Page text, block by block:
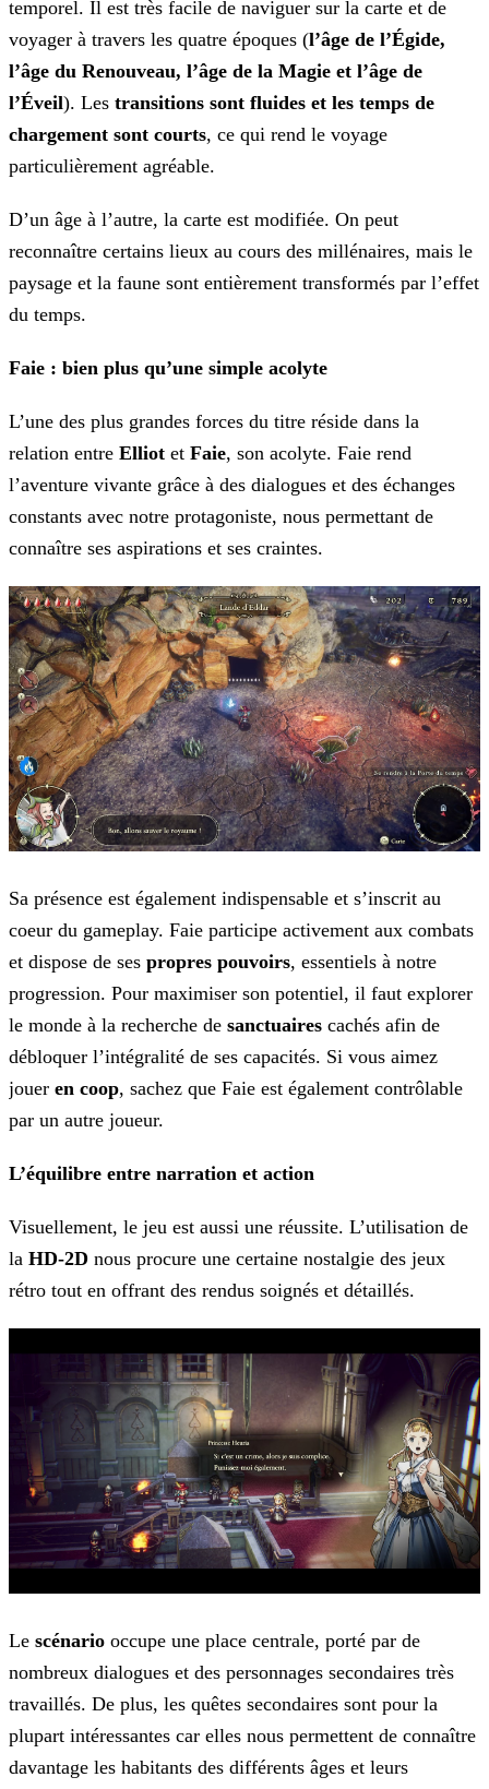
temporel. Il est très facile de naviguer sur la carte et de
voyager à travers les quatre époques (l’âge de l’Égide,
l’âge du Renouveau, l’âge de la Magie et l’âge de
l’Éveil). Les transitions sont fluides et les temps de
chargement sont courts, ce qui rend le voyage
particulièrement agréable.
D’un âge à l’autre, la carte est modifiée. On peut
reconnaître certains lieux au cours des millénaires, mais le
paysage et la faune sont entièrement transformés par l’effet
du temps.
Faie : bien plus qu’une simple acolyte
L’une des plus grandes forces du titre réside dans la
relation entre Elliot et Faie, son acolyte. Faie rend
l’aventure vivante grâce à des dialogues et des échanges
constants avec notre protagoniste, nous permettant de
connaître ses aspirations et ses craintes.
Sa présence est également indispensable et s’inscrit au
coeur du gameplay. Faie participe activement aux combats
et dispose de ses propres pouvoirs, essentiels à notre
progression. Pour maximiser son potentiel, il faut explorer
le monde à la recherche de sanctuaires cachés afin de
débloquer l’intégralité de ses capacités. Si vous aimez
jouer en coop, sachez que Faie est également contrôlable
par un autre joueur.
L’équilibre entre narration et action
Visuellement, le jeu est aussi une réussite. L’utilisation de
la HD-2D nous procure une certaine nostalgie des jeux
rétro tout en offrant des rendus soignés et détaillés.
Le scénario occupe une place centrale, porté par de
nombreux dialogues et des personnages secondaires très
travaillés. De plus, les quêtes secondaires sont pour la
plupart intéressantes car elles nous permettent de connaître
davantage les habitants des différents âges et leurs